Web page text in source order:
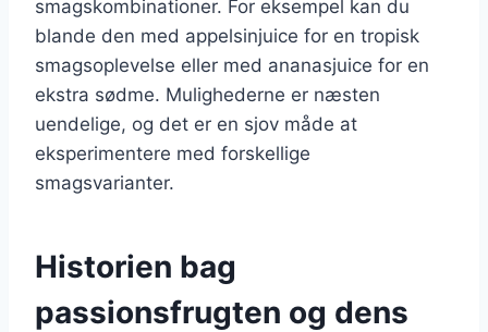
smagskombinationer. For eksempel kan du
blande den med appelsinjuice for en tropisk
smagsoplevelse eller med ananasjuice for en
ekstra sødme. Mulighederne er næsten
uendelige, og det er en sjov måde at
eksperimentere med forskellige
smagsvarianter.
Historien bag
passionsfrugten og dens